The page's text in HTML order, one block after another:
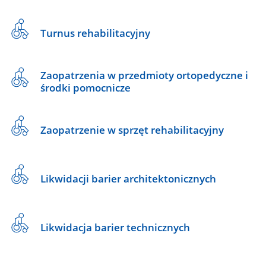
Turnus rehabilitacyjny
Zaopatrzenia w przedmioty ortopedyczne i
środki pomocnicze
Zaopatrzenie w sprzęt rehabilitacyjny
Likwidacji barier architektonicznych
Likwidacja barier technicznych